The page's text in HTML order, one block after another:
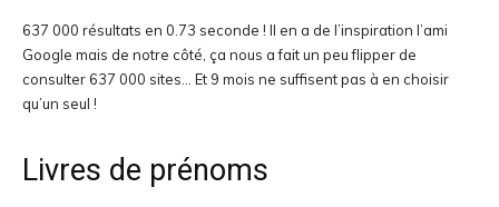
637 000 résultats en 0.73 seconde ! Il en a de l’inspiration l’ami
Google mais de notre côté, ça nous a fait un peu flipper de
consulter 637 000 sites… Et 9 mois ne suffisent pas à en choisir
qu’un seul !
Livres de prénoms